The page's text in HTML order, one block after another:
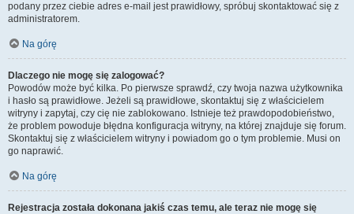
podany przez ciebie adres e-mail jest prawidłowy, spróbuj skontaktować się z
administratorem.
Na górę
Dlaczego nie mogę się zalogować?
Powodów może być kilka. Po pierwsze sprawdź, czy twoja nazwa użytkownika
i hasło są prawidłowe. Jeżeli są prawidłowe, skontaktuj się z właścicielem
witryny i zapytaj, czy cię nie zablokowano. Istnieje też prawdopodobieństwo,
że problem powoduje błędna konfiguracja witryny, na której znajduje się forum.
Skontaktuj się z właścicielem witryny i powiadom go o tym problemie. Musi on
go naprawić.
Na górę
Rejestracja została dokonana jakiś czas temu, ale teraz nie mogę się